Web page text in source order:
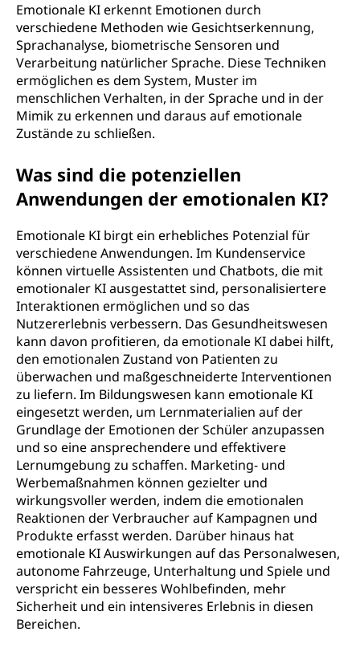
Emotionale KI erkennt Emotionen durch
verschiedene Methoden wie Gesichtserkennung,
Sprachanalyse, biometrische Sensoren und
Verarbeitung natürlicher Sprache. Diese Techniken
ermöglichen es dem System, Muster im
menschlichen Verhalten, in der Sprache und in der
Mimik zu erkennen und daraus auf emotionale
Zustände zu schließen.
Was sind die potenziellen
Anwendungen der emotionalen KI?
Emotionale KI birgt ein erhebliches Potenzial für
verschiedene Anwendungen. Im Kundenservice
können virtuelle Assistenten und Chatbots, die mit
emotionaler KI ausgestattet sind, personalisiertere
Interaktionen ermöglichen und so das
Nutzererlebnis verbessern. Das Gesundheitswesen
kann davon profitieren, da emotionale KI dabei hilft,
den emotionalen Zustand von Patienten zu
überwachen und maßgeschneiderte Interventionen
zu liefern. Im Bildungswesen kann emotionale KI
eingesetzt werden, um Lernmaterialien auf der
Grundlage der Emotionen der Schüler anzupassen
und so eine ansprechendere und effektivere
Lernumgebung zu schaffen. Marketing- und
Werbemaßnahmen können gezielter und
wirkungsvoller werden, indem die emotionalen
Reaktionen der Verbraucher auf Kampagnen und
Produkte erfasst werden. Darüber hinaus hat
emotionale KI Auswirkungen auf das Personalwesen,
autonome Fahrzeuge, Unterhaltung und Spiele und
verspricht ein besseres Wohlbefinden, mehr
Sicherheit und ein intensiveres Erlebnis in diesen
Bereichen.